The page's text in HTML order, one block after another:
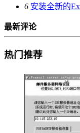
6 安装全新的
最新评论
热门推荐